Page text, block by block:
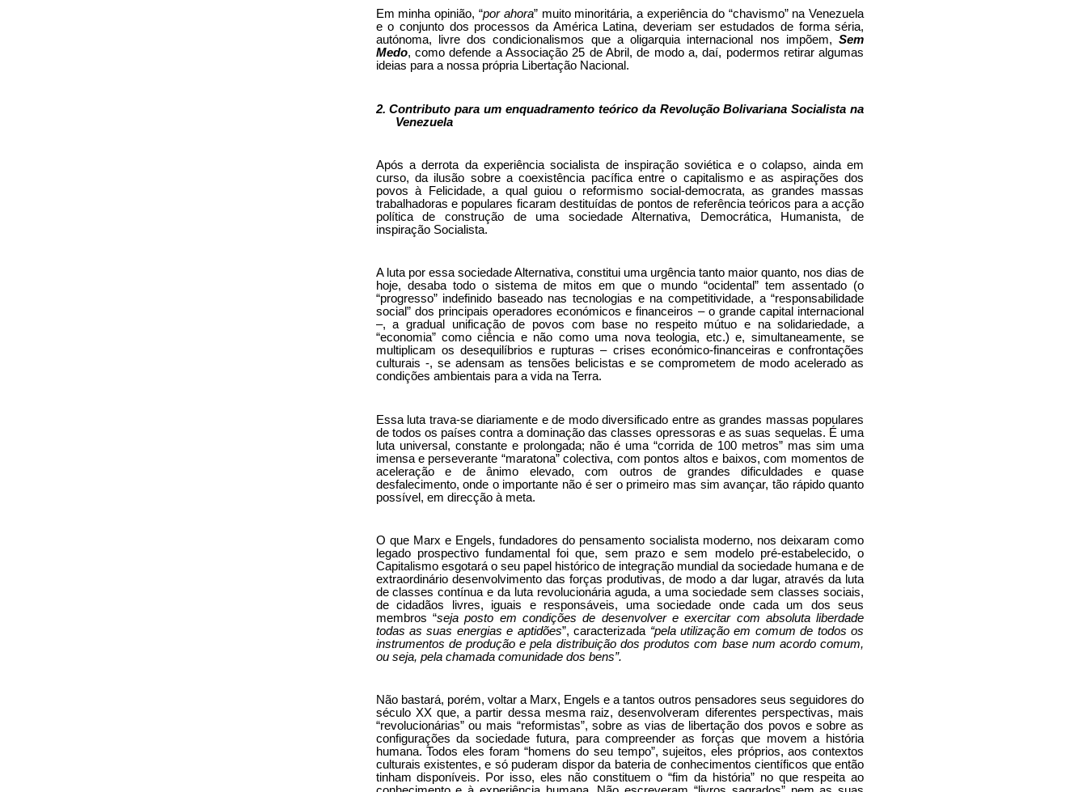
Em minha opinião, “por ahora” muito minoritária, a experiência do “chavismo” na Venezuela
e o conjunto dos processos da América Latina, deveriam ser estudados de forma séria,
autónoma, livre dos condicionalismos que a oligarquia internacional nos impõem,Sem
Medo, como defende a Associação 25 de Abril, de modo a, daí, podermos retirar algumas
ideias para a nossa própria Libertação Nacional.
2. Contributo para um enquadramento teórico da Revolução Bolivariana Socialista na
Venezuela
Após a derrota da experiência socialista de inspiração soviética e o colapso, ainda em
curso, da ilusão sobre a coexistência pacífica entre o capitalismo e as aspirações dos
povos à Felicidade, a qual guiou o reformismo social-democrata, as grandes massas
trabalhadoras e populares ficaram destituídas de pontos de referência teóricos para a acção
política de construção de uma sociedade Alternativa, Democrática, Humanista, de
inspiração Socialista.
A luta por essa sociedade Alternativa, constitui uma urgência tanto maior quanto, nos dias de
hoje, desaba todo o sistema de mitos em que o mundo “ocidental” tem assentado (o
“progresso” indefinido baseado nas tecnologias e na competitividade, a “responsabilidade
social” dos principais operadores económicos e financeiros – o grande capital internacional
–, a gradual unificação de povos com base no respeito mútuo e na solidariedade, a
“economia” como ciência e não como uma nova teologia, etc.) e, simultaneamente, se
multiplicam os desequilíbrios e rupturas – crises económico-financeiras e confrontações
culturais -, se adensam as tensões belicistas e se comprometem de modo acelerado as
condições ambientais para a vida na Terra.
Essa luta trava-se diariamente e de modo diversificado entre as grandes massas populares
de todos os países contra a dominação das classes opressoras e as suas sequelas. É uma
luta universal, constante e prolongada; não é uma “corrida de 100 metros” mas sim uma
imensa e perseverante “maratona” colectiva, com pontos altos e baixos, com momentos de
aceleração e de ânimo elevado, com outros de grandes dificuldades e quase
desfalecimento, onde o importante não é ser o primeiro mas sim avançar, tão rápido quanto
possível, em direcção à meta.
O que Marx e Engels, fundadores do pensamento socialista moderno, nos deixaram como
legado prospectivo fundamental foi que, sem prazo e sem modelo pré-estabelecido, o
Capitalismo esgotará o seu papel histórico de integração mundial da sociedade humana e de
extraordinário desenvolvimento das forças produtivas, de modo a dar lugar, através da luta
de classes contínua e da luta revolucionária aguda, a uma sociedade sem classes sociais,
de cidadãos livres, iguais e responsáveis, uma sociedade onde cada um dos seus
membros “seja posto em condições de desenvolver e exercitar com absoluta liberdade
todas as suas energias e aptidões”,caracterizada “pela utilização em comum de todos os
instrumentos de produção e pela distribuição dos produtos com base num acordo comum,
ou seja, pela chamada comunidade dos bens”.
Não bastará, porém, voltar a Marx, Engels e a tantos outros pensadores seus seguidores do
século XX que, a partir dessa mesma raiz, desenvolveram diferentes perspectivas, mais
“revolucionárias” ou mais “reformistas”, sobre as vias de libertação dos povos e sobre as
configurações da sociedade futura, para compreender as forças que movem a história
humana. Todos eles foram “homens do seu tempo”, sujeitos, eles próprios, aos contextos
culturais existentes, e só puderam dispor da bateria de conhecimentos científicos que então
tinham disponíveis. Por isso, eles não constituem o “fim da história” no que respeita ao